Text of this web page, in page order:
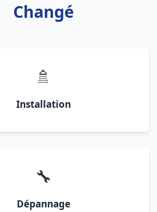
Changé
🚿
Installation
🔧
Dépannage